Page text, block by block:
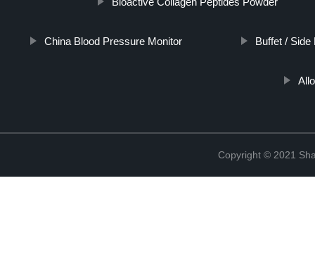
China Blood Pressure Monitor Buffet / Side
Copyright © 2021